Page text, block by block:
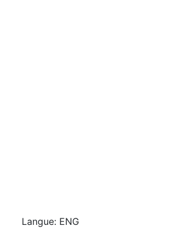
Langue: ENG